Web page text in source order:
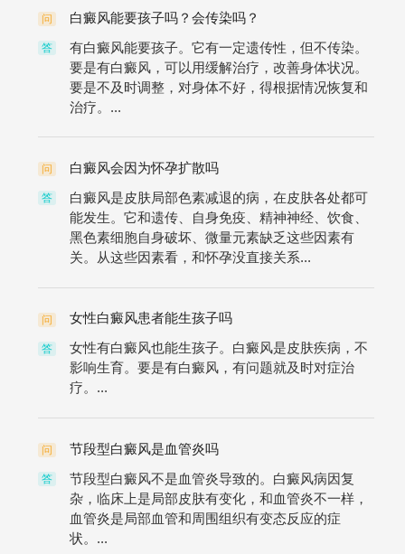
问 白癜风能要孩子吗？会传染吗？
答
有白癜风能要孩子。它有一定遗传性，但不传染。
要是有白癜风，可以用缓解治疗，改善身体状况。
要是不及时调整，对身体不好，得根据情况恢复和
治疗。...
问 白癜风会因为怀孕扩散吗
答
白癜风是皮肤局部色素减退的病，在皮肤各处都可
能发生。它和遗传、自身免疫、精神神经、饮食、
黑色素细胞自身破坏、微量元素缺乏这些因素有
关。从这些因素看，和怀孕没直接关系...
问 女性白癜风患者能生孩子吗
答
女性有白癜风也能生孩子。白癜风是皮肤疾病，不
影响生育。要是有白癜风，有问题就及时对症治
疗。...
问 节段型白癜风是血管炎吗
答
节段型白癜风不是血管炎导致的。白癜风病因复
杂，临床上是局部皮肤有变化，和血管炎不一样，
血管炎是局部血管和周围组织有变态反应的症
状。...